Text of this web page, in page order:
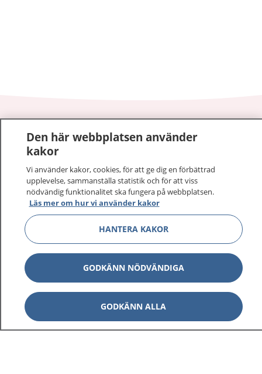
På 1177.se får du råd om hälsa och information om
sjukdomar och vilka mottagningar du kan kontakta.
Logga in för att läsa din journal och göra dina
vårdärenden. Ring telefonnummer 1177 för
sjukvårdsrådgivning dygnet runt.
1177 ger dig råd när du vill må bättre.
1177 på flera språk Visa
Visa
Den här webbplatsen använder
kakor
Vi använder kakor, cookies, för att ge dig en förbättrad
upplevelse, sammanställa statistik och för att viss
nödvändig funktionalitet ska fungera på webbplatsen.
Läs mer om hur vi använder kakor
HANTERA KAKOR
GODKÄNN NÖDVÄNDIGA
GODKÄNN ALLA